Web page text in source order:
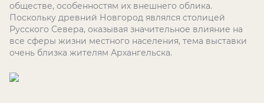
обществе, особенностям их внешнего облика.
Поскольку древний Новгород являлся столицей
Русского Севера, оказывая значительное влияние на
все сферы жизни местного населения, тема выставки
очень близка жителям Архангельска.